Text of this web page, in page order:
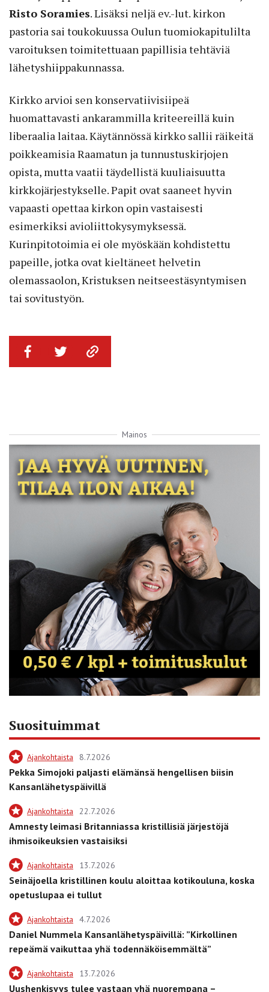
Risto Soramies. Lisäksi neljä ev.-lut. kirkon
pastoria sai toukokuussa Oulun tuomiokapitulilta
varoituksen toimitettuaan papillisia tehtäviä
lähetyshiippakunnassa.
Kirkko arvioi sen konservatiivisiipeä
huomattavasti ankarammilla kriteereillä kuin
liberaalia laitaa. Käytännössä kirkko sallii räikeitä
poikkeamisia Raamatun ja tunnustuskirjojen
opista, mutta vaatii täydellistä kuuliaisuutta
kirkkojärjestykselle. Papit ovat saaneet hyvin
vapaasti opettaa kirkon opin vastaisesti
esimerkiksi avioliittokysymyksessä.
Kurinpitotoimia ei ole myöskään kohdistettu
papeille, jotka ovat kieltäneet helvetin
olemassaolon, Kristuksen neitseestäsyntymisen
tai sovitustyön.
Mainos
Suosituimmat
Ajankohtaista 8.7.2026
Pekka Simojoki paljasti elämänsä hengellisen biisin
Kansanlähetyspäivillä
Ajankohtaista 22.7.2026
Amnesty leimasi Britanniassa kristillisiä järjestöjä
ihmisoikeuksien vastaisiksi
Ajankohtaista 13.7.2026
Seinäjoella kristillinen koulu aloittaa kotikouluna, koska
opetuslupaa ei tullut
Ajankohtaista 4.7.2026
Daniel Nummela Kansanlähetyspäivillä: ”Kirkollinen
repeämä vaikuttaa yhä todennäköisemmältä”
Ajankohtaista 13.7.2026
Uushenkisyys tulee vastaan yhä nuorempana –